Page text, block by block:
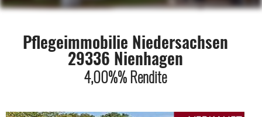
Pflegeimmobilie Niedersachsen
29336 Nienhagen
4,00%% Rendite